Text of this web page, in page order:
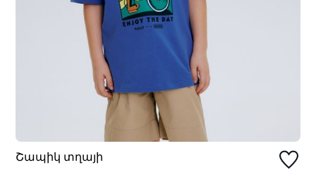
Շապիկ տղայի